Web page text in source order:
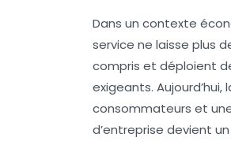
Dans un contexte
service ne laisse plus
compris et déploient
exigeants.
consommateurs et
d’entreprise devient